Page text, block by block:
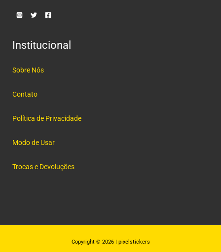
Institucional
Sobre Nós
Contato
Política de Privacidade
Modo de Usar
Trocas e Devoluções
Copyright © 2026 | pixelstickers